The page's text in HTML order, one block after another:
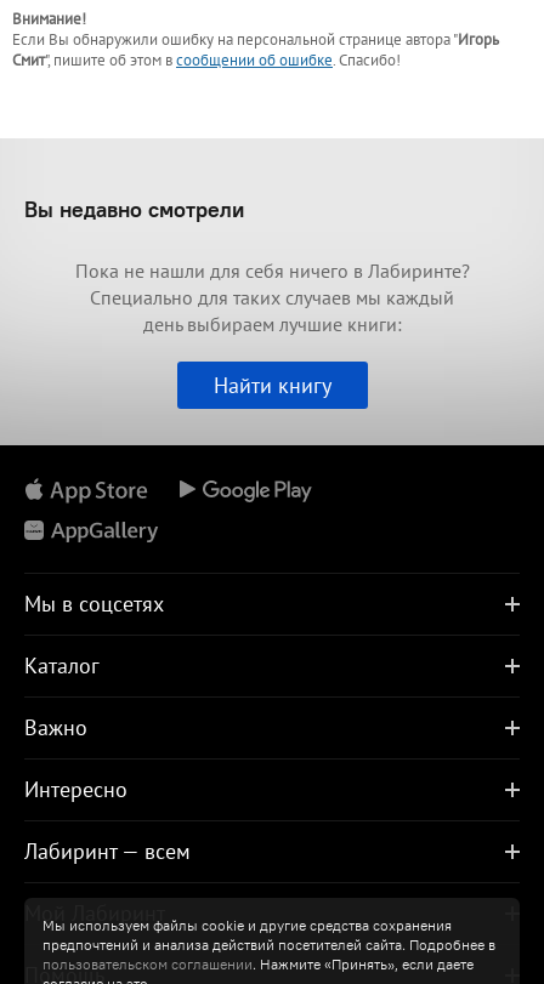
Внимание!
Если Вы обнаружили ошибку на персональной странице автора "Игорь
Смит", пишите об этом всообщении об ошибке. Спасибо!
Мы используем файлы cookie и другие средства сохранения
предпочтений и анализа действий посетителей сайта. Подробнее в
пользовательском соглашении. Нажмите «Принять», если даете
Вы недавно смотрели
Пока не нашли для себя ничего в Лабиринте?
Специально для таких случаев мы каждый
день выбираем лучшие книги:
Найти книгу
Мы в соцсетях
Каталог
Важно
Интересно
Лабиринт — всем
Помощь